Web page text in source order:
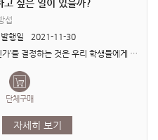
고 싶은 일이 있을까?
섭
발행일
2021-11-30
ㅣ머리말ㅣ 나는 어떤 일을 해야 할 것인가’를 결정하는 것은 우리 학생들에게 놓인 가장 심각한 과제이며, 인생의 가장 크고 중요한 선택이다. 그리고 그 선택의 기준은 온전히 ..
단체구매
자세히 보기